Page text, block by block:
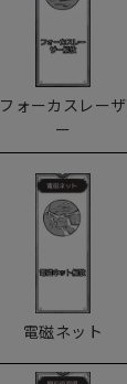
フォーカスレーザ
ー
電磁ネット